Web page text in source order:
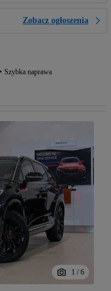
Zobacz ogłoszenia
Szybka naprawa
1 / 6